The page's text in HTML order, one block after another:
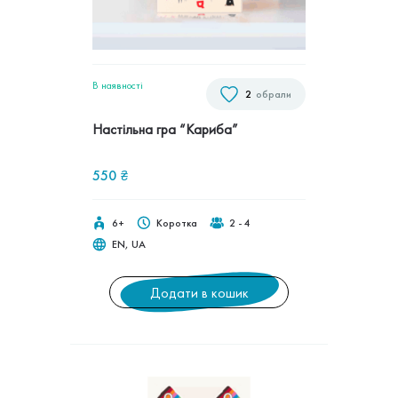
обрали
2
В наявностi
Настільна гра “Кариба”
550 ₴
6+ Коротка
2 - 4
EN, UA
Додати в кошик